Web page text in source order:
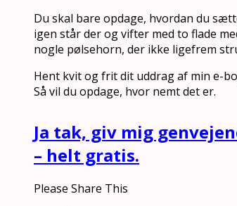
Du skal bare opdage, hvordan du
igen står der og vifter med to flade
nogle pølsehorn, der ikke ligefrem
Hent kvit og frit dit uddrag af min e-
Så vil du opdage, hvor nemt det er.
Ja tak, giv mig
– helt gratis.
Please Share This